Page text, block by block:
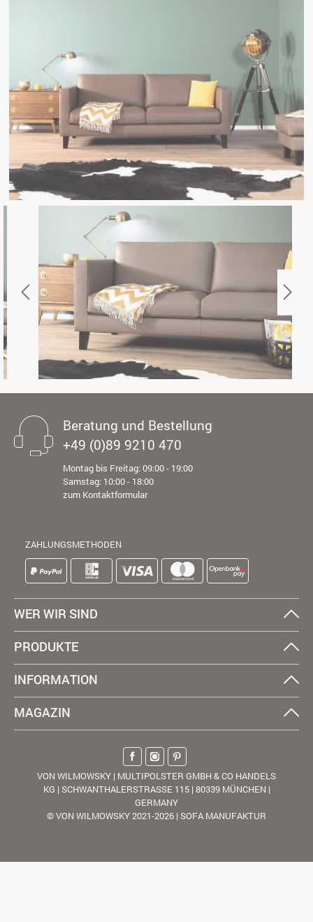
Beratung und Bestellung
+49 (0)89 9210 470
Montag bis Freitag: 09:00 - 19:00
Samstag: 10:00 - 18:00
zum Kontaktformular
ZAHLUNGSMETHODEN
WER WIR SIND
PRODUKTE
INFORMATION
MAGAZIN
VON WILMOWSKY | MULTIPOLSTER GMBH & CO HANDELS
KG | SCHWANTHALERSTRASSE 115 | 80339 MÜNCHEN |
GERMANY
© VON WILMOWSKY 2021-2026 | SOFA MANUFAKTUR